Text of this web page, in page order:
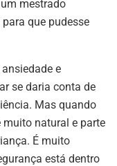
mestrado
que pudesse
e
se daria conta de
Mas quando
muito natural e parte
É muito
está dentro